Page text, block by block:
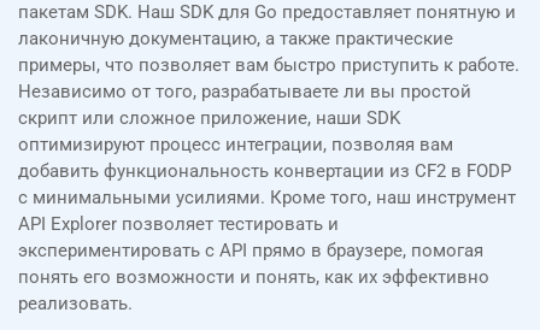
пакетам SDK. Наш SDK для Go предоставляет понятную и
лаконичную документацию, а также практические
примеры, что позволяет вам быстро приступить к работе.
Независимо от того, разрабатываете ли вы простой
скрипт или сложное приложение, наши SDK
оптимизируют процесс интеграции, позволяя вам
добавить функциональность конвертации из CF2 в FODP
с минимальными усилиями. Кроме того, наш инструмент
API Explorer позволяет тестировать и
экспериментировать с API прямо в браузере, помогая
понять его возможности и понять, как их эффективно
реализовать.